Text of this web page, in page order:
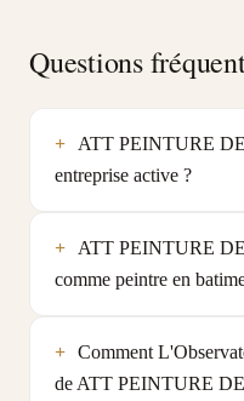
Questions
ATT PEINTURE
entreprise active ?
ATT PEINTURE
comme peintre en
Comment
de ATT PEINTURE